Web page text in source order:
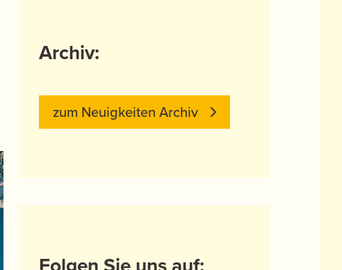
Archiv:
zum Neuigkeiten Archiv